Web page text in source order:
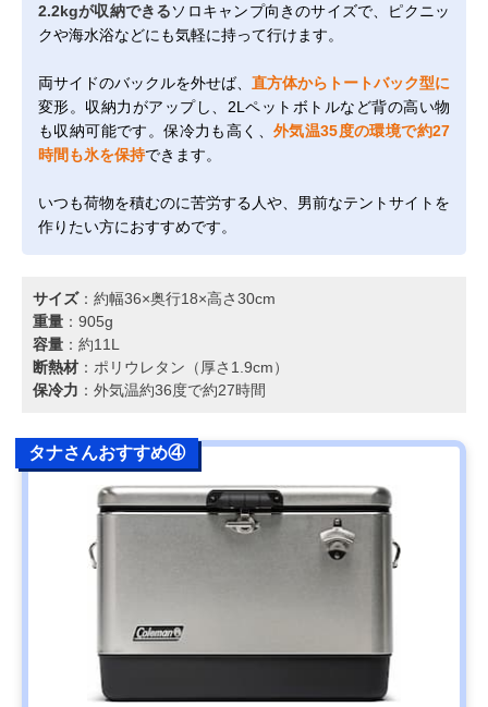
2.2kgが収納できるソロキャンプ向きのサイズで、ピクニッ
クや海水浴などにも気軽に持って行けます。
両サイドのバックルを外せば、 直方体からトートバック型に
変形。収納力がアップし、2Lペットボトルなど背の高い物
も収納可能です。保冷力も高く、 外気温35度の環境で約27
時間も氷を保持できます。
いつも荷物を積むのに苦労する人や、男前なテントサイトを
作りたい方におすすめです。
サイズ：約幅36×奥行18×高さ30cm
重量 ：905g
容量 ：約11L
断熱材 ：ポリウレタン（厚さ1.9cm）
保冷力 ：外気温約36度で約27時間
タナさんおすすめ④